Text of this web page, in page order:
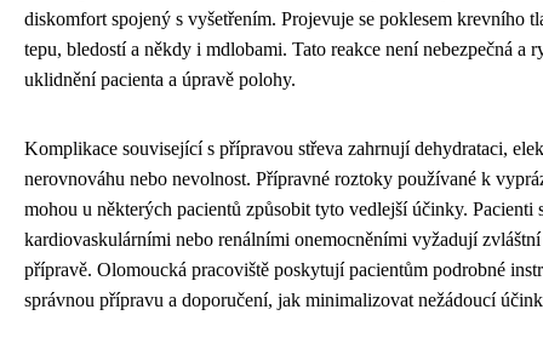
diskomfort spojený s vyšetřením. Projevuje se poklesem krevního
tepu, bledostí a někdy i mdlobami. Tato reakce není nebezpečná a
uklidnění pacienta a úpravě polohy.
Komplikace související s přípravou střeva zahrnují dehydrataci,
nerovnováhu nebo nevolnost. Přípravné roztoky používané k
mohou u některých pacientů způsobit tyto vedlejší účinky. Pacienti
kardiovaskulárními nebo renálními onemocněními vyžadují
přípravě. Olomoucká pracoviště poskytují pacientům podrobné
správnou přípravu a doporučení, jak minimalizovat nežádoucí